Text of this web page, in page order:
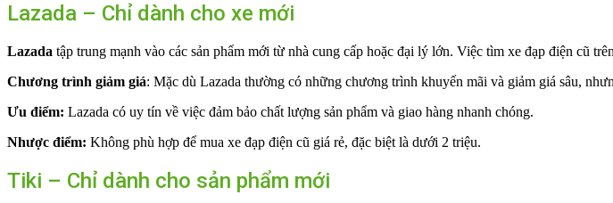
Lazada – Chỉ dành cho xe mới
Lazada tập trung mạnh vào các sản phẩm mới từ nhà cung cấp hoặc đại lý lớn. Việc tìm xe đạp điện cũ
Chương trình giảm giá: Mặc dù Lazada thường có những chương trình khuyến mãi và giảm giá sâu,
Ưu điểm: Lazada có uy tín về việc đảm bảo chất lượng sản phẩm và giao hàng nhanh chóng.
Nhược điểm: Không phù hợp để mua xe đạp điện cũ giá rẻ, đặc biệt là dưới 2 triệu.
Tiki – Chỉ dành cho sản phẩm mới